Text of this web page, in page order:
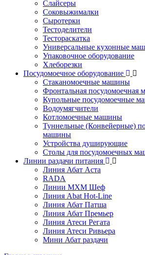
Слайсеры
Соковыжималки
Сыротерки
Тестоделители
Тестораскатка
Универсальные кухонные
Упаковочное оборудование
Хлеборезки
Посудомоечное оборудование
Стаканомоечные машины
Фронтальная посудомоечная
Купольные посудомоечные
Водоумягчители
Котломоечные машины
Туннельные (Конвейерные)
машины
Устройства душирующие
Столы для посудомоечных
Линии раздачи питания
Линия Абат Аста
RADA
Линии МХМ Шеф
Линия Abat Hot-Line
Линия Абат Патша
Линия Абат Премьер
Линия Атеси Регата
Линия Атеси Ривьера
Мини Абат раздачи